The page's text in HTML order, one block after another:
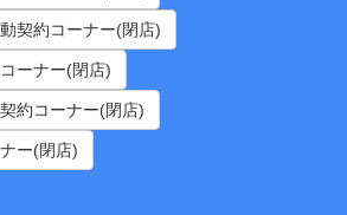
契約コーナー(閉店)
ーナー(閉店)
約コーナー(閉店)
ー(閉店)